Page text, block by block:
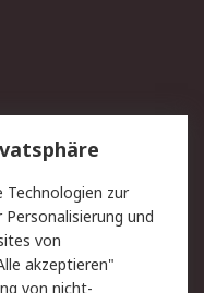
Technologien zur
und
von
akzeptieren"
von nicht-